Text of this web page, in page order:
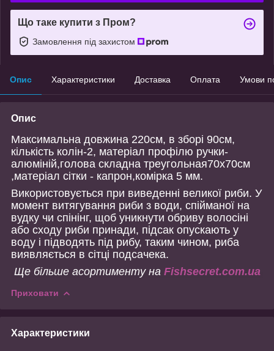
Що таке купити з Пром?
Замовлення під захистом
Опис Характеристики Доставка Оплата Умови
Опис
Максимальна довжина 220см, в зборі 90см,
кількість колін-2, матеріал профілю ручки-
алюміній,голова складна треугольная70х70см
,матеріал сітки - капрон,комірка 5 мм.
Використовується при виведенні великої риби. У
момент витягування риби з води, спійманої на
вудку чи спінінг, щоб уникнути обриву волосіні
або сходу риби принади, підсак опускають у
воду і підводять під рибу, таким чином, риба
виявляється в сітці подсачека.
Ще більше асортименту на Fishsecret.com.ua
Приховати
Характеристики